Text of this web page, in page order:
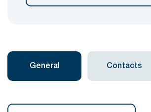
General Contacts